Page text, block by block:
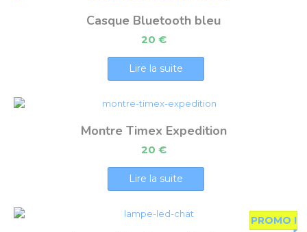
Casque Bluetooth bleu
20 €
Lire la suite
Montre Timex Expedition
20 €
Lire la suite
PROMO !